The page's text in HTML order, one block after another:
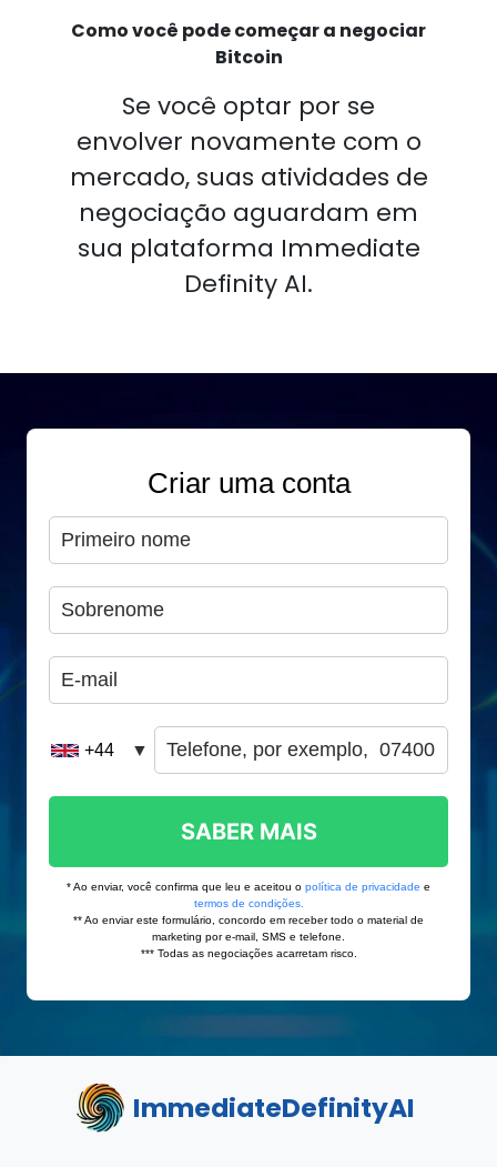
Como você pode começar a negociar
Bitcoin
Se você optar por se
envolver novamente com o
mercado, suas atividades de
negociação aguardam em
sua plataforma Immediate
Definity AI.
ImmediateDefinityAI